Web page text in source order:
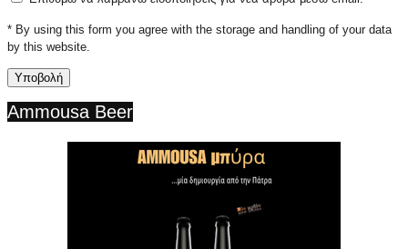
* By using this form you agree with the storage and handling of your data
by this website.
Ammousa Beer